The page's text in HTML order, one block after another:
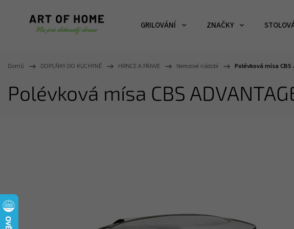
GRILOVÁNÍ ZNAČKY
Domů / DOPLŇKY DO KUCHYNĚ / HRNCE A PÁNVE / Nerezové nádobí / Polévková mísa CBS
Polévková mísa CBS